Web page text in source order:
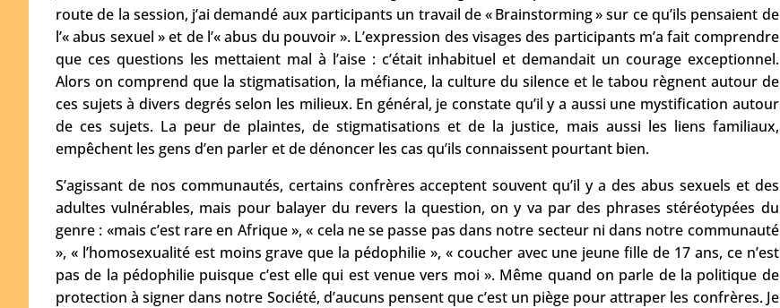
route de la session, j’ai demandé aux participants un travail de « Brainstorming » sur ce qu’ils pensaient de
l’« abus sexuel » et de l’« abus du pouvoir ». L’expression des visages des participants m’a fait comprendre
que ces questions les mettaient mal à l’aise : c’était inhabituel et demandait un courage exceptionnel.
Alors on comprend que la stigmatisation, la méfiance, la culture du silence et le tabou règnent autour de
ces sujets à divers degrés selon les milieux. En général, je constate qu’il y a aussi une mystification autour
de ces sujets. La peur de plaintes, de stigmatisations et de la justice, mais aussi les liens familiaux,
empêchent les gens d’en parler et de dénoncer les cas qu’ils connaissent pourtant bien.
S’agissant de nos communautés, certains confrères acceptent souvent qu’il y a des abus sexuels et des
adultes vulnérables, mais pour balayer du revers la question, on y va par des phrases stéréotypées du
genre : «mais c’est rare en Afrique », « cela ne se passe pas dans notre secteur ni dans notre communauté
», « l’homosexualité est moins grave que la pédophilie », « coucher avec une jeune fille de 17 ans, ce n’est
pas de la pédophilie puisque c’est elle qui est venue vers moi ». Même quand on parle de la politique de
protection à signer dans notre Société, d’aucuns pensent que c’est un piège pour attraper les confrères. Je